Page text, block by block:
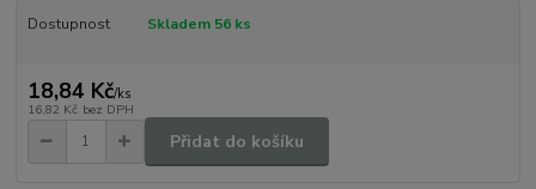
Dostupnost Skladem 56 ks
18,84 Kč/ks
16,82 Kč bez DPH
Přidat do košíku